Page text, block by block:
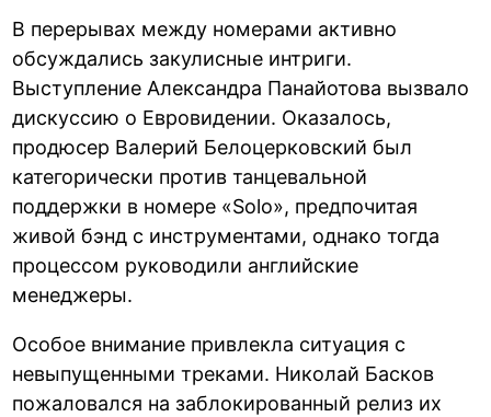
В перерывах между номерами активно
обсуждались закулисные интриги.
Выступление Александра Панайотова вызвало
дискуссию о Евровидении. Оказалось,
продюсер Валерий Белоцерковский был
категорически против танцевальной
поддержки в номере «Solo», предпочитая
живой бэнд с инструментами, однако тогда
процессом руководили английские
менеджеры.
Особое внимание привлекла ситуация с
невыпущенными треками. Николай Басков
пожаловался на заблокированный релиз их